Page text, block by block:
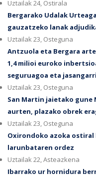
Uztailak 24, Ostirala
Bergarako Udalak
gauzatzeko lanak
Uztailak 23, Osteguna
Antzuola eta Bergara
1,4 milioi euroko
seguruagoa eta
Uztailak 23, Osteguna
San Martin jaietako gune
aurten, plazako obrek
Uztailak 23, Osteguna
Oxirondoko azoka
larunbataren ordez
Uztailak 22, Asteazkena
Ibarrako ur hornidura